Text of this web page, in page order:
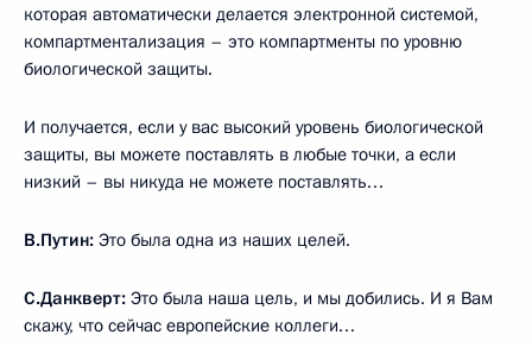
которая автоматически делается электронной системой,
компартментализация – это компартменты по уровню
биологической защиты.
И получается, если у вас высокий уровень биологической
защиты, вы можете поставлять в любые точки, а если
низкий – вы никуда не можете поставлять…
В.Путин: Это была одна из наших целей.
С.Данкверт: Это была наша цель, и мы добились. И я Вам
скажу, что сейчас европейские коллеги…